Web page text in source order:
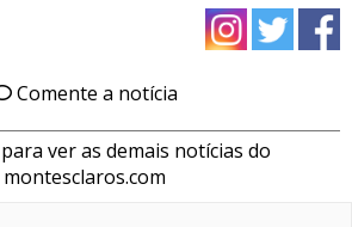
Comente a notícia
ver as demais notícias do
montesclaros.com